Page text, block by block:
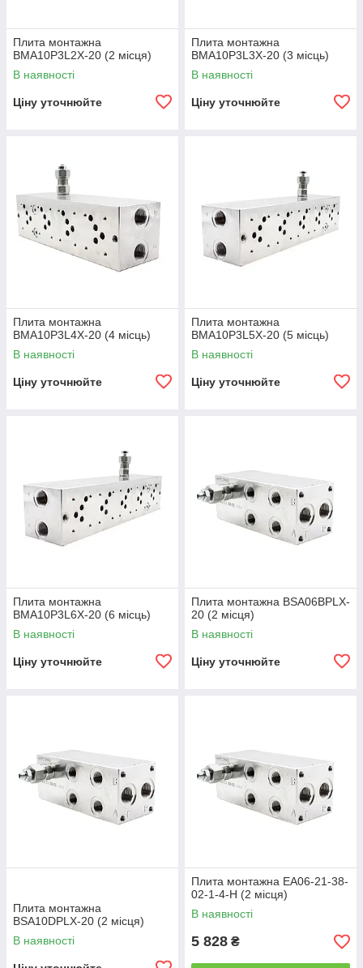
Плита монтажна
BMA10P3L2X-20 (2 місця)
В наявності
Ціну уточнюйте
Плита монтажна
BMA10P3L3X-20 (3 місць)
В наявності
Ціну уточнюйте
Плита монтажна
BMA10P3L4X-20 (4 місць)
В наявності
Ціну уточнюйте
Плита монтажна
BMA10P3L5X-20 (5 місць)
В наявності
Ціну уточнюйте
Плита монтажна
BMA10P3L6X-20 (6 місць)
В наявності
Ціну уточнюйте
Плита монтажна BSA06BPLX-
20 (2 місця)
В наявності
Ціну уточнюйте
Плита монтажна
BSA10DPLX-20 (2 місця)
В наявності
Плита монтажна EA06-21-38-
02-1-4-H (2 місця)
В наявності
5 828 ₴